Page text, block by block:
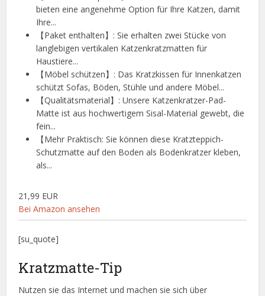
bieten eine angenehme Option für Ihre Katzen, damit
Ihre...
【Paket enthalten】: Sie erhalten zwei Stücke von
langlebigen vertikalen Katzenkratzmatten für
Haustiere...
【Möbel schützen】: Das Kratzkissen für Innenkatzen
schützt Sofas, Böden, Stühle und andere Möbel...
【Qualitätsmaterial】: Unsere Katzenkratzer-Pad-
Matte ist aus hochwertigem Sisal-Material gewebt, die
fein...
【Mehr Praktisch: Sie können diese Kratzteppich-
Schutzmatte auf den Boden als Bodenkratzer kleben,
als...
21,99 EUR
Bei Amazon ansehen
[su_quote]
Kratzmatte-Tip
Nutzen sie das Internet und machen sie sich über